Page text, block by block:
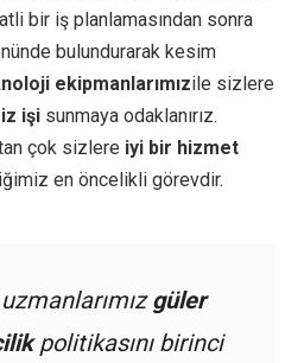
bir iş planlamasından sonra
bulundurarak kesim
ekipmanlarımızile sizlere
işi sunmaya odaklanırız.
çok sizlere iyi bir hizmet
en öncelikli görevdir.
güler
politikasını birinci